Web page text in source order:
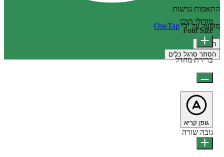
התאמות נגישות
מופעל על ידיOneTap
הצהרה
הסתר סרגל כלים
מודולי תוכן
Font Size
ברירת מחדל
גופן קריא
גובה שורה